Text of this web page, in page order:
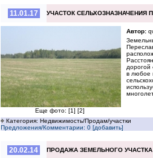
11.01.17 УЧАСТОК СЕЛЬХОЗНАЗНАЧЕНИЯ
Еще фото: [1] [2]
Автор:
в любое
Категория: Недвижимость/Продам/участки
Предложения/Комментарии: 0 [добавить]
20.02.14 ПРОДАЖА ЗЕМЕЛЬНОГО